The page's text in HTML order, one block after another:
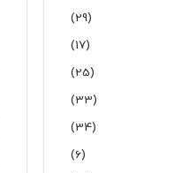
(29)
(17)
(25)
(33)
(34)
(6)